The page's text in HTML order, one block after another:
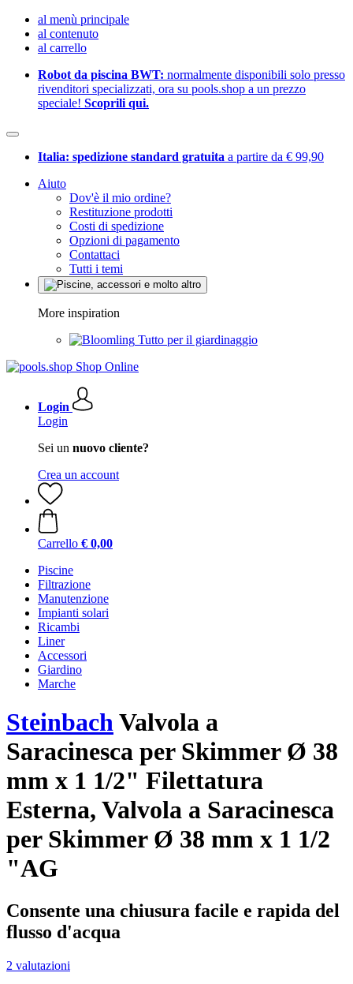
al menù principale
al contenuto
al carrello
Robot da piscina BWT: normalmente disponibili solo presso
rivenditori specializzati, ora su pools.shop a un prezzo
speciale! Scoprili qui.
Italia: spedizione standard gratuita a partire da € 99,90
Aiuto
Dov'è il mio ordine?
Restituzione prodotti
Costi di spedizione
Opzioni di pagamento
Contattaci
Tutti i temi
More inspiration
Tutto per il giardinaggio
Login
Login
Sei un nuovo cliente?
Crea un account
Carrello € 0,00
Piscine
Filtrazione
Manutenzione
Impianti solari
Ricambi
Liner
Accessori
Giardino
Marche
SteinbachValvola a
Saracinesca per Skimmer Ø 38
mm x 1 1/2" Filettatura
Esterna, Valvola a Saracinesca
per Skimmer Ø 38 mm x 1 1/2
"AG
Consente una chiusura facile e rapida del
flusso d'acqua
2 valutazioni